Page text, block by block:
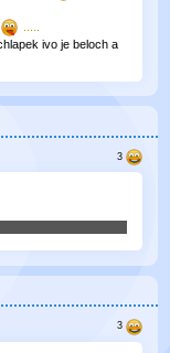
ivo je beloch a